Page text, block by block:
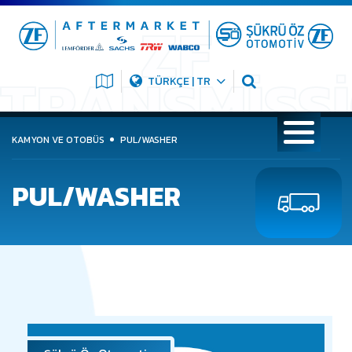
TÜRKÇE | TR
KAMYON VE OTOBÜS PUL/WASHER
PUL/WASHER